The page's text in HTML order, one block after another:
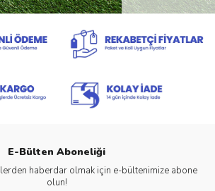
E-Bülten Aboneliği
haberdar olmak için e-bültenimize abone
olun!